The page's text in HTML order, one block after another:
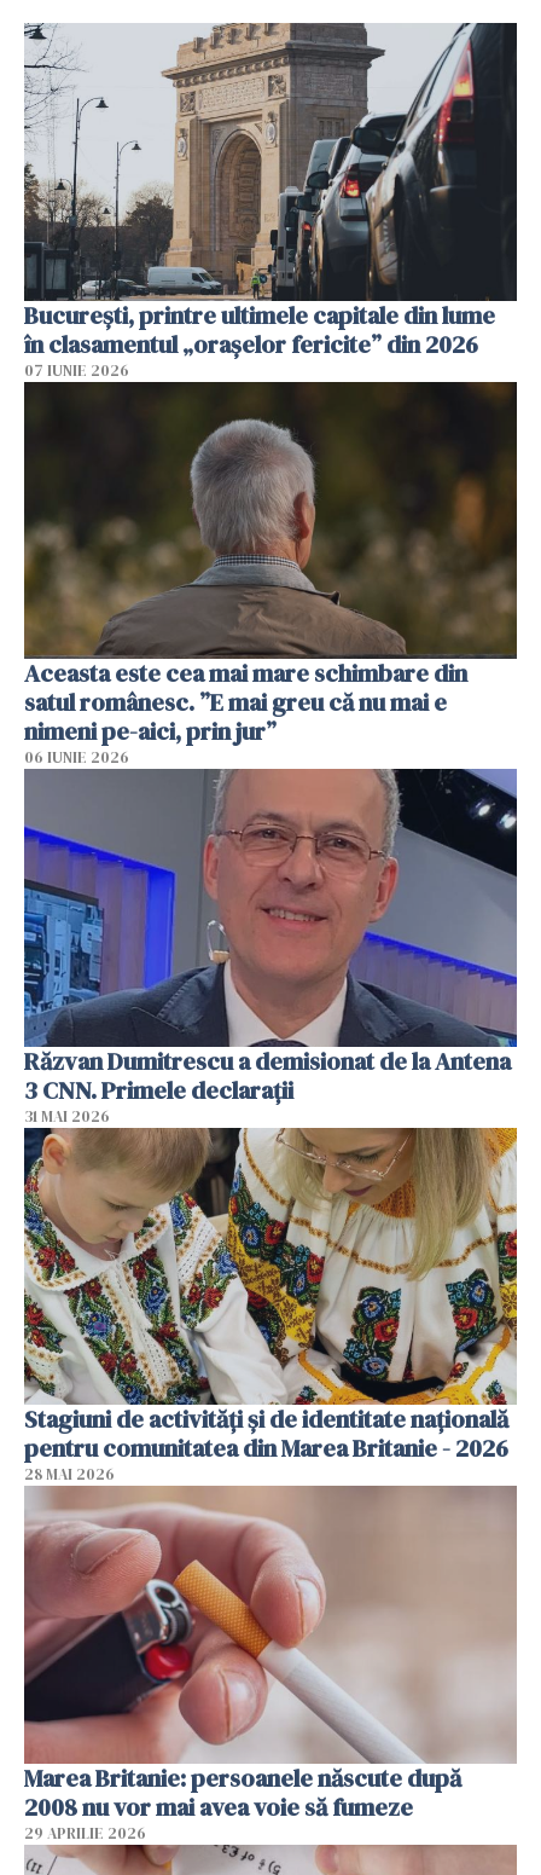
București, printre ultimele capitale din lume
în clasamentul „orașelor fericite” din 2026
07 IUNIE 2026
Aceasta este cea mai mare schimbare din
satul românesc. ”E mai greu că nu mai e
nimeni pe-aici, prin jur”
06 IUNIE 2026
Răzvan Dumitrescu a demisionat de la Antena
3 CNN. Primele declarații
31 MAI 2026
Stagiuni de activități și de identitate națională
pentru comunitatea din Marea Britanie - 2026
28 MAI 2026
Marea Britanie: persoanele născute după
2008 nu vor mai avea voie să fumeze
29 APRILIE 2026